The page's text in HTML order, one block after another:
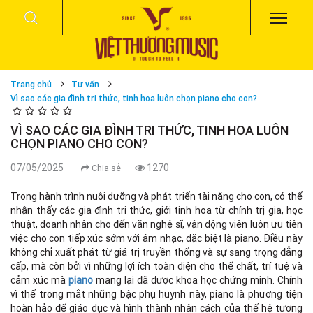
Trang chủ
Tư vấn
Vì sao các gia đình tri thức, tinh hoa luôn chọn piano cho con?
VÌ SAO CÁC GIA ĐÌNH TRI THỨC, TINH HOA LUÔN
CHỌN PIANO CHO CON?
07/05/2025 Chia sẻ 1270
Trong hành trình nuôi dưỡng và phát triển tài năng cho con, có thể
nhận thấy các gia đình tri thức, giới tinh hoa từ chính trị gia, học
thuật, doanh nhân cho đến văn nghệ sĩ, vận động viên luôn ưu tiên
việc cho con tiếp xúc sớm với âm nhạc, đặc biệt là piano. Điều này
không chỉ xuất phát từ giá trị truyền thống và sự sang trọng đẳng
cấp, mà còn bởi vì những lợi ích toàn diện cho thể chất, trí tuệ và
cảm xúc mà piano mang lại đã được khoa học chứng minh. Chính
vì thế trong mắt những bậc phụ huynh này, piano là phương tiện
hoàn hảo để giáo dục và hình thành nhân cách của thế hệ tương